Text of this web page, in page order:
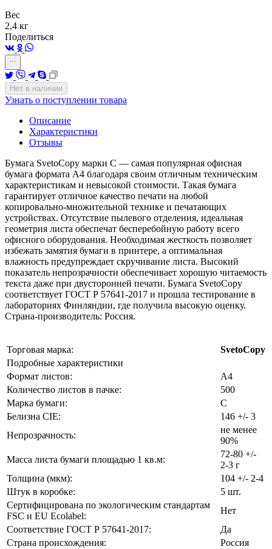
Вес
2,4 кг
Поделиться
Нет в наличии
Узнать о поступлении товара
Описание
Характеристики
Отзывы
Бумага SvetoCopy марки C — самая популярная офисная
бумага формата А4 благодаря своим отличным техническим
характеристикам и невысокой стоимости. Такая бумага
гарантирует отличное качество печати на любой
копировально-множительной технике и печатающих
устройствах. Отсутствие пылевого отделения, идеальная
геометрия листа обеспечат бесперебойную работу всего
офисного оборудования. Необходимая жесткость позволяет
избежать замятия бумаги в принтере, а оптимальная
влажность предупреждает скручивание листа. Высокий
показатель непрозрачности обеспечивает хорошую читаемость
текста даже при двусторонней печати. Бумага SvetoCopy
соответствует ГОСТ Р 57641-2017 и прошла тестирование в
лабораториях Финляндии, где получила высокую оценку.
Страна-производитель: Россия.
Торговая марка:
SvetoCopy
Подробные характеристики
Формат листов:
А4
Количество листов в пачке:
500
Марка бумаги:
С
Белизна CIE:
146 +/- 3
Непрозрачность:
не менее
90%
Масса листа бумаги площадью 1 кв.м:
72-80 +/-
2-3 г
Толщина (мкм):
104 +/- 2-4
Штук в коробке:
5 шт.
Сертифицирована по экологическим стандартам
FSC и EU Ecolabel:
Нет
Соответствие ГОСТ Р 57641-2017:
Да
Страна происхождения:
Россия